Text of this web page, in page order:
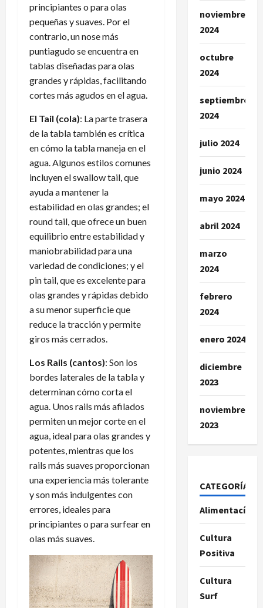
principiantes o para olas
pequeñas y suaves. Por el
contrario, un nose más
puntiagudo se encuentra en
tablas diseñadas para olas
grandes y rápidas, facilitando
cortes más agudos en el agua.
El Tail (cola): La parte trasera
de la tabla también es crítica
en cómo la tabla maneja en el
agua. Algunos estilos comunes
incluyen el swallow tail, que
ayuda a mantener la
estabilidad en olas grandes; el
round tail, que ofrece un buen
equilibrio entre estabilidad y
maniobrabilidad para una
variedad de condiciones; y el
pin tail, que es excelente para
olas grandes y rápidas debido
a su menor superficie que
reduce la tracción y permite
giros más cerrados.
Los Rails (cantos): Son los
bordes laterales de la tabla y
determinan cómo corta el
agua. Unos rails más afilados
permiten un mejor corte en el
agua, ideal para olas grandes y
potentes, mientras que los
rails más suaves proporcionan
una experiencia más tolerante
y son más indulgentes con
errores, ideales para
principiantes o para surfear en
olas más suaves.
noviembre
2024
octubre
2024
septiembre
2024
julio 2024
junio 2024
mayo 2024
abril 2024
marzo
2024
febrero
2024
enero 2024
diciembre
2023
noviembre
2023
CATEGORÍAS
Alimentacíon
Cultura
Positiva
Cultura
Surf